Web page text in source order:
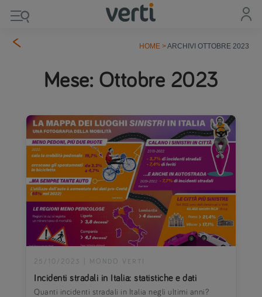
HOME>ARCHIVI OTTOBRE 2023
Mese: Ottobre 2023
Incidenti stradali in Italia: statistiche e dati
25/10/2023 MONDO VERTI
Quanti incidenti stradali in Italia negli ultimi anni?